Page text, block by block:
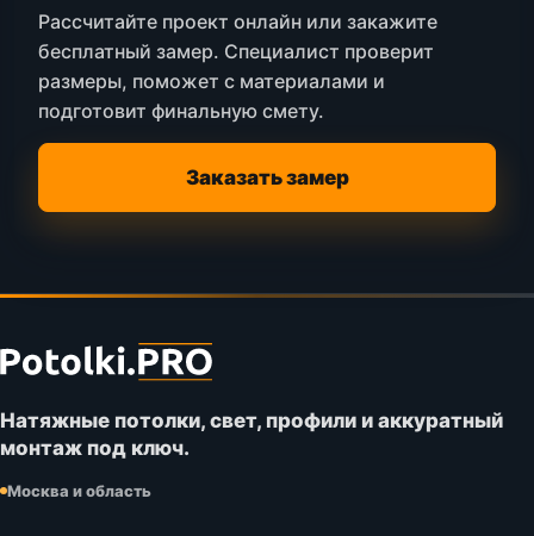
Рассчитайте проект онлайн или закажите
бесплатный замер. Специалист проверит
размеры, поможет с материалами и
подготовит финальную смету.
Заказать замер
Футер
сайта
Potolki.PRO
Натяжные потолки, свет, профили и аккуратный
монтаж под ключ.
Москва и область